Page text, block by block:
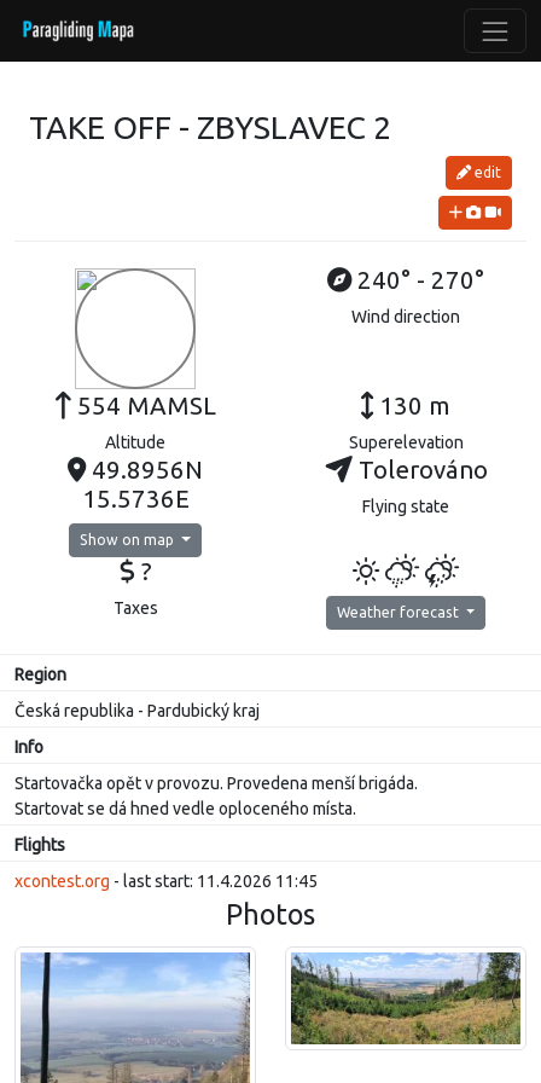
TAKE OFF - ZBYSLAVEC 2
edit
240° - 270°
Wind direction
554 MAMSL
Altitude
130 m
Superelevation
49.8956N
15.5736E
Show on map
Tolerováno
Flying state
?
Taxes Weather forecast
Region
Česká republika - Pardubický kraj
Info
Startovačka opět v provozu. Provedena menší brigáda.
Startovat se dá hned vedle oploceného místa.
Flights
xcontest.org - last start: 11.4.2026 11:45
Photos